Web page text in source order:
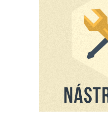
grafikov